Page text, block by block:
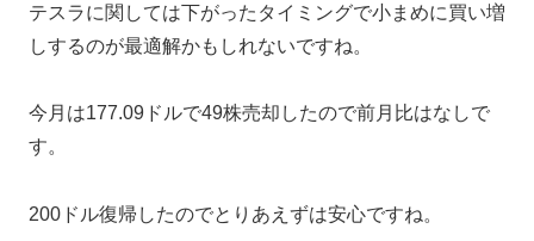
テスラに関しては下がったタイミングで小まめに買い増
しするのが最適解かもしれないですね。
今月は177.09ドルで49株売却したので前月比はなしで
す。
200ドル復帰したのでとりあえずは安心ですね。